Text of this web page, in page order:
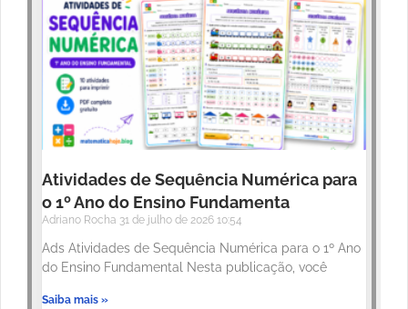
Atividades de Sequência Numérica para
o 1º Ano do Ensino Fundamenta
Adriano Rocha 31 de julho de 2026 10:54
Ads Atividades de Sequência Numérica para o 1º Ano
do Ensino Fundamental Nesta publicação, você
Saiba mais »